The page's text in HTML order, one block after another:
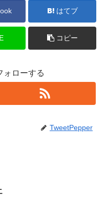
はてブ
コピー
ォローする
TweetPepper